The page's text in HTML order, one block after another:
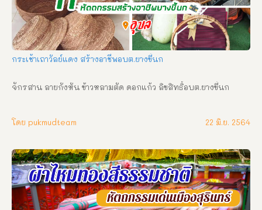
จักสาน นำมาผลิตเป็นของฝาก/ของที่ระลึกประจำหมู่บ้านเพื่อเป็นการ
ขยายเครือข่าย และทำให้มีรายได้มาสู่ครอบครัวและชุมชน สนใจสั่งชื้อ
ผลิตภัณฑ์จักสานไม้ไผ่ หมู่ที่ 6 หัวหน้ากลุ่ม นายประมูล  สีไตรเฮือง
เบอร์โทร 088 – 5113352  สนใจสั่งชื้อผลิตภัณฑ์จักสานหวาย หมู่ที่
10 หัวหน้ากลุ่ม นายทองดี   ภูครองทุ่ง เบอร์โทร  087 – 4921913
กระเช้าเถาวัลย์แดง สร้างอาชีพอบต.ยางขี้นก
จักรสาน ลายกังหัน ข้าวหลามตัด ดอกแก้ว ลิขสิทธิ์อบต.ยางขี้นก
โดย pukmudteam 22 มิ.ย. 2564